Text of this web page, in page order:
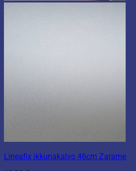
Lineafix ikkunakalvo 46cm Zarame